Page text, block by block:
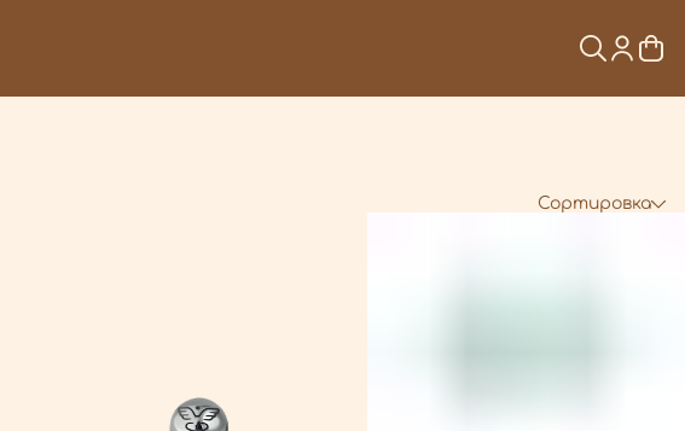
Сортировка